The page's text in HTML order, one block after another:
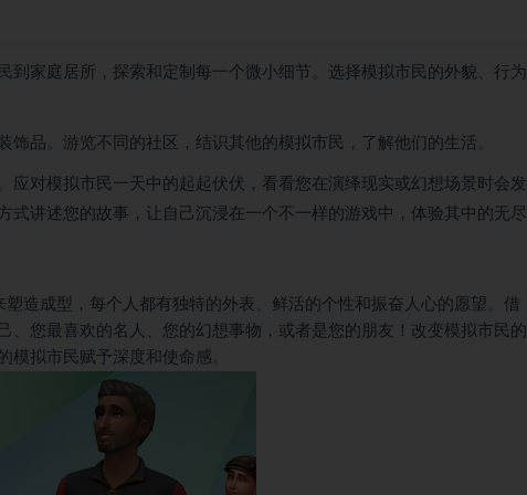
家庭居所，探索和定制每一个微小细节。选择模拟市民的外貌、行为
品。游览不同的社区，结识其他的模拟市民，了解他们的生活。
对模拟市民一天中的起起伏伏，看看您在演绎现实或幻想场景时会发
讲述您的故事，让自己沉浸在一个不一样的游戏中，体验其中的无尽
造成型，每个人都有独特的外表、鲜活的个性和振奋人心的愿望。借
您最喜欢的名人、您的幻想事物，或者是您的朋友！改变模拟市民的
模拟市民赋予深度和使命感。